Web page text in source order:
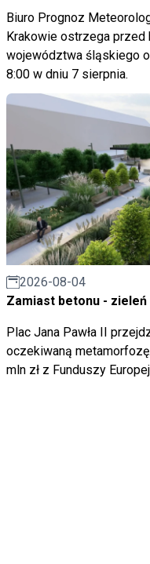
Biuro Prognoz
Krakowie ostrzega
województwa śląskiego
8:00 w dniu 7 sierpnia.
2026-08-04
Zamiast betonu - zieleń
Plac Jana Pawła II
oczekiwaną
mln zł z Funduszy